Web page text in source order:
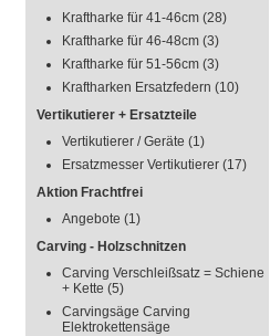
Kraftharke für 41-46cm (28)
Kraftharke für 46-48cm (3)
Kraftharke für 51-56cm (3)
Kraftharken Ersatzfedern (10)
Vertikutierer + Ersatzteile
Vertikutierer / Geräte (1)
Ersatzmesser Vertikutierer (17)
Aktion Frachtfrei
Angebote (1)
Carving - Holzschnitzen
Carving Verschleißsatz = Schiene
+ Kette (5)
Carvingsäge Carving
Elektrokettensäge